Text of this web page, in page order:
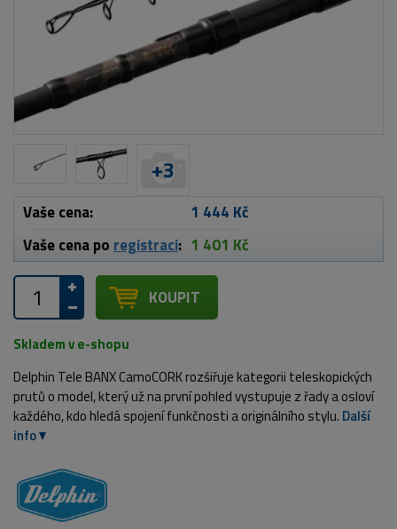
+3
Vaše cena:
1 444 Kč
Vaše cena po registraci: 1 401 Kč
KOUPIT
Skladem v e-shopu
Delphin Tele BANX CamoCORK rozšiřuje kategorii teleskopických
prutů o model, který už na první pohled vystupuje z řady a osloví
každého, kdo hledá spojení funkčnosti a originálního stylu. Další
info